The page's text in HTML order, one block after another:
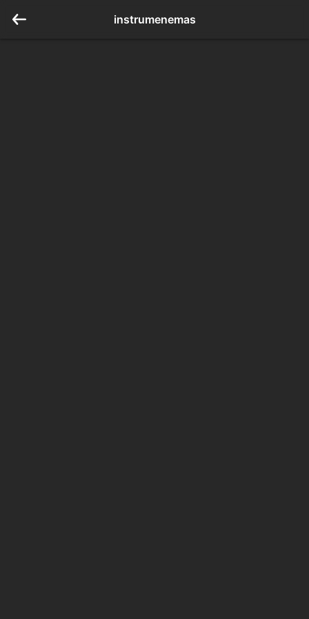
instrumenemas